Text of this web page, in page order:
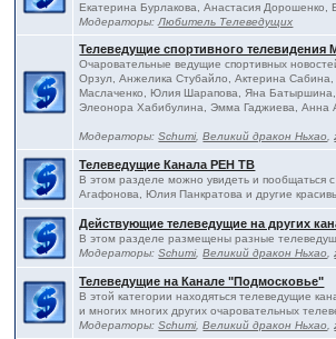
Екатерина Бурлакова, Анастасия Дорошенко,
Модераторы:Любитель Телеведущих
Телеведущие спортивного телевидения
Очаровательные ведущие спортивных
Орзул, Анжелика Стубайло, Актерина
Маслаченко, Юлия Шарапова, Яна Батыршина,
Элеонора Хабибулина, Эмма Гаджиева, Анна
Модераторы:Schumi,Великий дракон Ньхао ,
Телеведущие Канала РЕН ТВ
В этом разделе можно увидеть и
Агафонова, Юлия Панкратова и другие
Действующие телеведущие на других
В этом разделе размещены разные
Модераторы:Schumi,Великий дракон Ньхао ,
Телеведущие на Канале "Подмосковье"
В этой категории находяться телеведущие
и многих многих других очаровательных
Модераторы:Schumi,Великий дракон Ньхао ,